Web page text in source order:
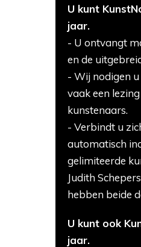
U kunt
jaar.
- U ontvangt
en de
- Wij nodigen
vaak een
kunstenaars.
- Verbindt u
automatisch
gelimiteerde
Judith
hebben beide
U kunt ook
jaar.